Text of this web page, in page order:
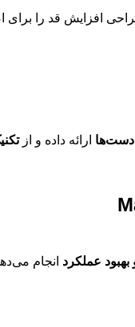
افزایش قد را برای
دست‌ها ارائه داده و از
بهبود عملکرد انجام